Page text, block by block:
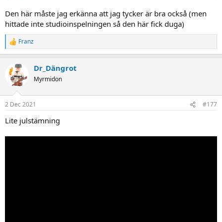
Den här måste jag erkänna att jag tycker är bra också (men
hittade inte studioinspelningen så den här fick duga)
R
e
c
t
s
Franz
Dr_Dängrot
Myrmidon
2 Dec 2021 #177
Lite julstämning